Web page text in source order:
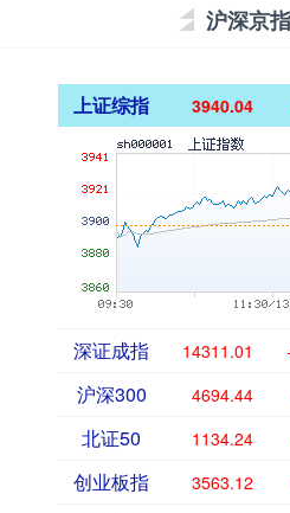
沪深京
上证综指 3940.04
深证成指 14311.01
沪深300 4694.44
北证50 1134.24
创业板指 3563.12